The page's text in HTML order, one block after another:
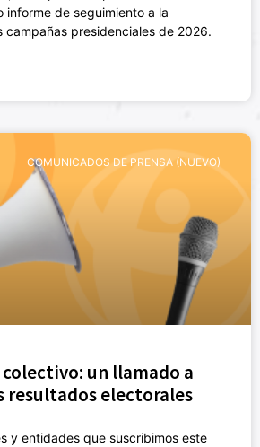
informe de seguimiento a la
campañas presidenciales de 2026.
COMUNICADOS DE PRENSA (NUEVO)
un llamado a
resultados electorales
y entidades que suscribimos este